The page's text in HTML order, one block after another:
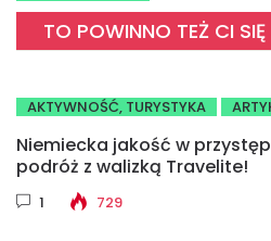
TO POWINNO TEŻ CI
AKTYWNOŚĆ, TURYSTYKA
Niemiecka jakość w
podróż z walizką Travelite!
1 729